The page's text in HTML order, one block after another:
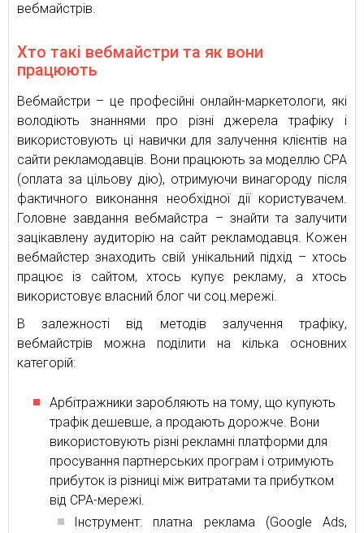
вебмайстрів.
Хто такі вебмайстри та як вони
працюють
Вебмайстри – це професійні онлайн-маркетологи, які
володіють знаннями про різні джерела трафіку і
використовують ці навички для залучення клієнтів на
сайти рекламодавців. Вони працюють за моделлю CPA
(оплата за цільову дію), отримуючи винагороду після
фактичного виконання необхідної дії користувачем.
Головне завдання вебмайстра – знайти та залучити
зацікавлену аудиторію на сайт рекламодавця. Кожен
вебмайстер знаходить свій унікальний підхід – хтось
працює із сайтом, хтось купує рекламу, а хтось
використовує власний блог чи соц.мережі.
В залежності від методів залучення трафіку,
вебмайстрів можна поділити на кілька основних
категорій:
Арбітражники заробляють на тому, що купують
трафік дешевше, а продають дорожче. Вони
використовують різні рекламні платформи для
просування партнерських програм і отримують
прибуток із різниці між витратами та прибутком
від CPA-мережі.
Інструмент: платна реклама (Google Ads,